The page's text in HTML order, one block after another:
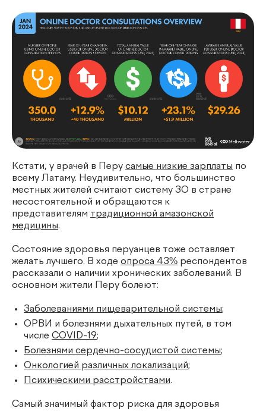
Кстати, у врачей в Перу самые низкие зарплаты по
всему Латаму. Неудивительно, что большинство
местных жителей считают систему ЗО в стране
несостоятельной и обращаются к
представителям традиционной амазонской
медицины.
Состояние здоровья перуанцев тоже оставляет
желать лучшего. В ходе опроса 43% респондентов
рассказали о наличии хронических заболеваний. В
основном жители Перу болеют:
Заболеваниями пищеварительной системы;
ОРВИ и болезнями дыхательных путей, в том
числе COVID-19;
Болезнями сердечно-сосудистой системы;
Онкологией различных локализаций;
Психическими расстройствами.
Самый значимый фактор риска для здоровья